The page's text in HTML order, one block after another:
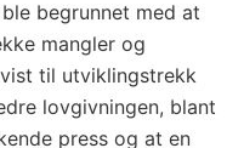
begrunnet med at
mangler og
til utviklingstrekk
lovgivningen, blant
press og at en